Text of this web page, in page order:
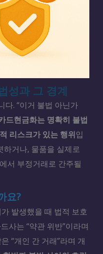
성과 그 경계
다. “이거 불법 아닌가
드현금화는 명확히 불법
리스크가 있는 행위입
하거나, 물품을 실제로
서 부정거래로 간주될
요?
발생했을 때 법적 보호
사는 “약관 위반”이라며
“개인 간 거래”라며 개